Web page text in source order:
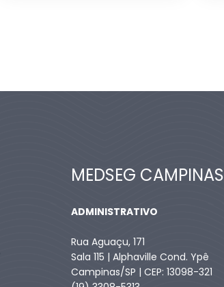
MEDSEG CAMPINAS
ADMINISTRATIVO
Rua Aguaçu, 171
Sala 115 | Alphaville Cond. Ypê
Campinas/SP | CEP: 13098-321